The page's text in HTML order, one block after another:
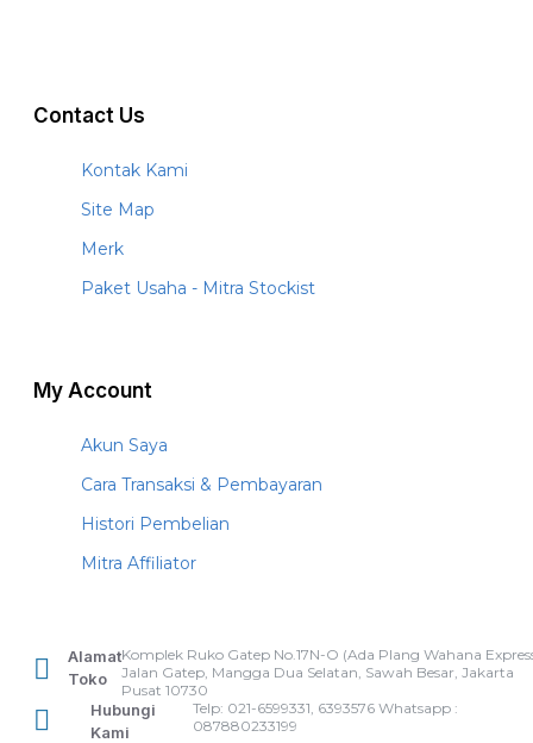
Contact Us
Kontak Kami
Site Map
Merk
Paket Usaha - Mitra Stockist
My Account
Akun Saya
Cara Transaksi & Pembayaran
Histori Pembelian
Mitra Affiliator
Alamat
Toko
Komplek Ruko Gatep No.17N-O (Ada Plang Wahana
Jalan Gatep, Mangga Dua Selatan, Sawah Besar, Jakarta
Pusat 10730
Hubungi
Kami
Telp: 021-6599331, 6393576 Whatsapp :
087880233199